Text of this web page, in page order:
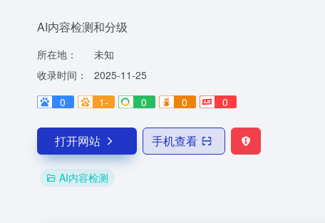
AI内容检测和分级
所在地：
未知
收录时间：
2025-11-25
0
1- 0 0 0
打开网站 手机查看
AI内容检测